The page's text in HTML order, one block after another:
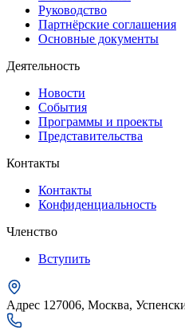
Руководство
Партнёрские соглашения
Основные документы
Деятельность
Новости
События
Программы и проекты
Представительства
Контакты
Контакты
Конфиденциальность
Членство
Вступить
Адрес 127006, Москва,